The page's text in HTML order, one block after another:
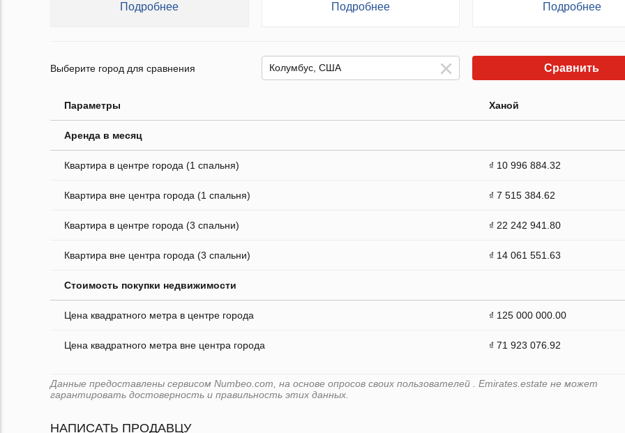
Подробнее Подробнее Подробнее
Выберите город для сравнения Сравнить
Параметры Ханой
Аренда в месяц
Квартира в центре города (1 спальня) ₫ 10 996 884.32
Квартира вне центра города (1 спальня) ₫ 7 515 384.62
Квартира в центре города (3 спальни) ₫ 22 242 941.80
Квартира вне центра города (3 спальни) ₫ 14 061 551.63
Стоимость покупки недвижимости
Цена квадратного метра в центре города ₫ 125 000 000.00
Цена квадратного метра вне центра города ₫ 71 923 076.92
Данные предоставлены сервисом Numbeo.com, на основе опросов своих пользователей . Emirates.estate не может
гарантировать достоверность и правильность этих данных.
НАПИСАТЬ ПРОДАВЦУ